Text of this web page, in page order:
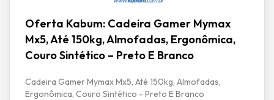
Oferta Kabum: Cadeira Gamer Mymax
Mx5, Até 150kg, Almofadas, Ergonômica,
Couro Sintético – Preto E Branco
Cadeira Gamer Mymax Mx5, Até 150kg, Almofadas,
Ergonômica, Couro Sintético - Preto E Branco